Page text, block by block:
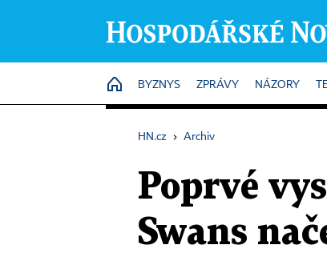
HOME
BYZNYS ZPRÁVY NÁZORY
HN.cz › Archiv
Poprvé
Swans